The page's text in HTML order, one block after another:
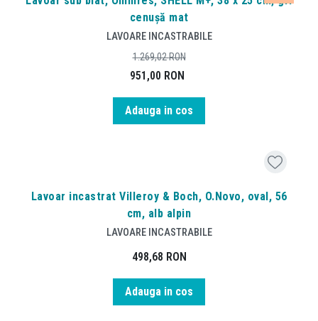
cenușă mat
LAVOARE INCASTRABILE
951,00 RON
1.269,02RON
Adauga in cos
Lavoar incastrat Villeroy & Boch, O.Novo, oval, 56
cm, alb alpin
LAVOARE INCASTRABILE
498,68 RON
Adauga in cos